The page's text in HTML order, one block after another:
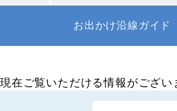
お出かけ沿線ガイド
現在ご覧いただける情報がござい